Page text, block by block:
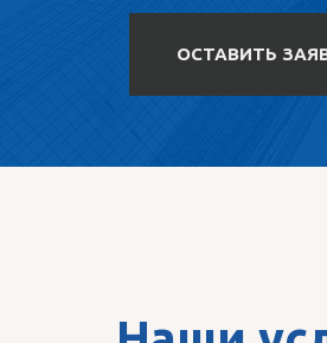
ОСТАВИТЬ